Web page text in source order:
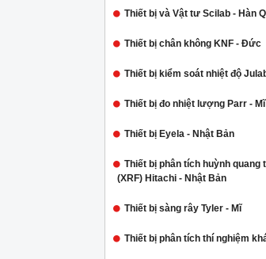
Thiết bị và Vật tư Scilab - Hàn
Thiết bị chân không KNF - Đức
Thiết bị kiểm soát nhiệt độ
Thiết bị đo nhiệt lượng Parr - Mĩ
Thiết bị Eyela - Nhật Bản
Thiết bị phân tích huỳnh quang
(XRF) Hitachi - Nhật Bản
Thiết bị sàng rây Tyler - Mĩ
Thiết bị phân tích thí nghiệm